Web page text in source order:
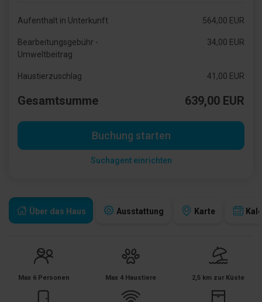
Über das Haus Ausstattung Karte
Max 6 Personen Max 4 Haustiere 2,5 km zur Küste
Aufenthalt in Unterkunft 564,00 EUR
Bearbeitungsgebühr -
Umweltbeitrag
34,00 EUR
Haustierzuschlag 41,00 EUR
Gesamtsumme 639,00 EUR
Buchung starten
Suchagent einrichten